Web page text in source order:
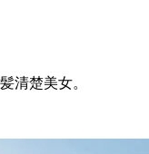
清楚美女。